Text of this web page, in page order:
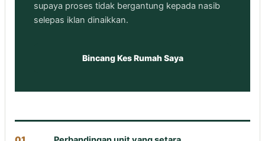
supaya proses tidak bergantung kepada nasib
selepas iklan dinaikkan.
Bincang Kes Rumah Saya